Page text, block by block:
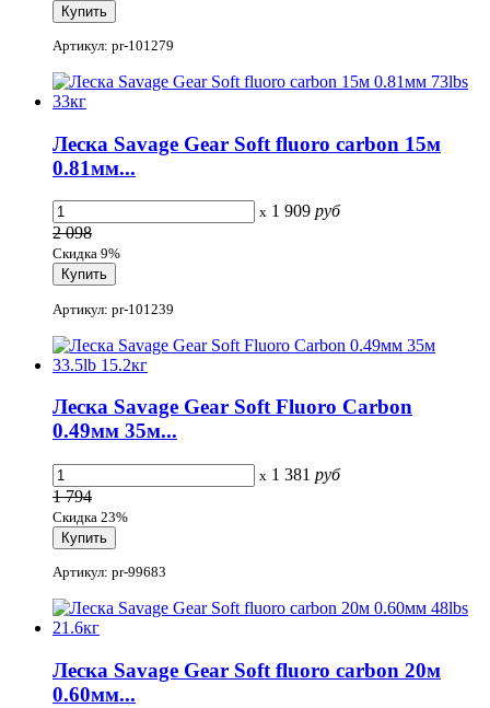
Артикул: pr-101279
Леска Savage Gear Soft fluoro carbon 15м
0.81мм...
x 1 909 руб
2 098
Скидка 9%
Артикул: pr-101239
Леска Savage Gear Soft Fluoro Carbon
0.49мм 35м...
x 1 381 руб
1 794
Скидка 23%
Артикул: pr-99683
Леска Savage Gear Soft fluoro carbon 20м
0.60мм...